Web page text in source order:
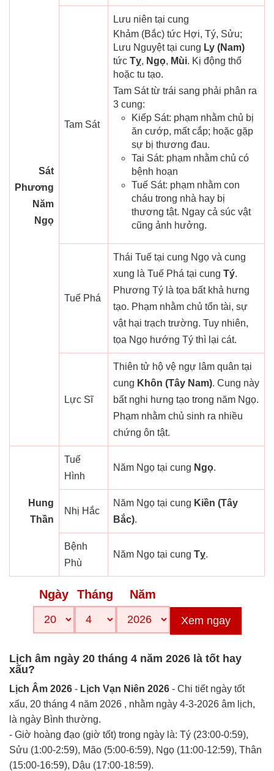
Sát
Phương
Năm
Ngọ
Tam Sát
Lưu niên tại cung
Khảm (Bắc) tức Hợi, Tý, Sửu;
Lưu Nguyệt tại cung Ly (Nam)
tức Tỵ, Ngọ, Mùi. Kị động thổ
hoặc tu tạo.
Tam Sát từ trái sang phải phân ra
3 cung:
Kiếp Sát: phạm nhằm chủ bị
ăn cướp, mất cắp; hoặc gặp
sự bị thương đau.
Tai Sát: phạm nhằm chủ có
bệnh hoạn
Tuế Sát: phạm nhằm con
cháu trong nhà hay bị
thương tật. Ngay cả súc vật
cũng ảnh hưởng.
Tuế Phá
Thái Tuế tại cung Ngọ và cung
xung là Tuế Phá tại cung Tý.
Phương Tý là tọa bất khả hưng
tạo. Phạm nhằm chủ tổn tài, sự
vật hại trạch trường. Tuy nhiên,
tọa Ngọ hướng Tý thì lại cát.
Lực Sĩ
Thiên tử hộ vệ ngự lâm quân tại
cung Khôn (Tây Nam). Cung này
bất nghi hưng tạo trong năm Ngọ.
Phạm nhằm chủ sinh ra nhiều
chứng ôn tật.
Hung
Thần
Tuế
Hình
Năm Ngọ tại cung Ngọ.
Nhị Hắc
Năm Ngọ tại cung Kiền (Tây
Bắc).
Bệnh
Phù
Năm Ngọ tại cung Tỵ.
Ngày Tháng Năm
Xem ngay
Lịch âm ngày 20 tháng 4 năm 2026 là tốt hay
xấu?
Lịch Âm 2026 - Lịch Vạn Niên 2026 - Chi tiết ngày tốt
xấu, 20 tháng 4 năm 2026 , nhằm ngày 4-3-2026 âm lịch,
là ngày Bình thường.
- Giờ hoàng đạo (giờ tốt) trong ngày là: Tý (23:00-0:59),
Sửu (1:00-2:59), Mão (5:00-6:59), Ngọ (11:00-12:59), Thân
(15:00-16:59), Dậu (17:00-18:59).